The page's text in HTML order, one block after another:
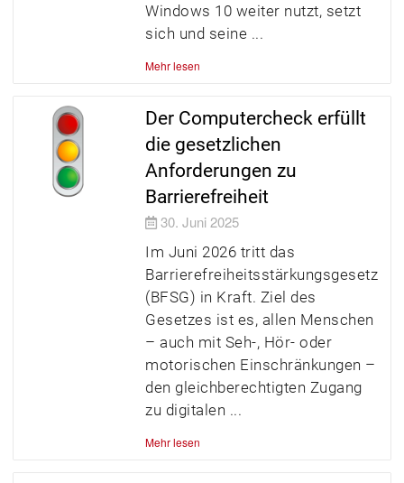
Windows 10 weiter nutzt, setzt
sich und seine
Mehr lesen
Der Computercheck erfüllt
die gesetzlichen
Anforderungen zu
Barrierefreiheit
30. Juni 2025
Im Juni 2026 tritt das
Barrierefreiheitsstärkungsgesetz
(BFSG) in Kraft. Ziel des
Gesetzes ist es, allen Menschen
– auch mit Seh-, Hör- oder
motorischen Einschränkungen –
den gleichberechtigten Zugang
zu digitalen
Mehr lesen